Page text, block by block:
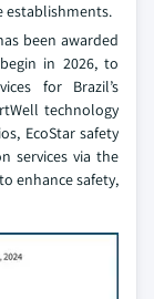
establishments.
been awarded
in 2026, to
for Brazil’s
technology
EcoStar safety
services via the
enhance safety,